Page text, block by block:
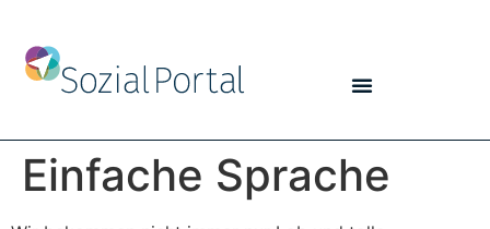
Einfache Sprache